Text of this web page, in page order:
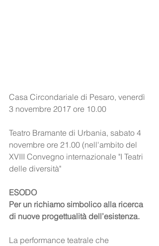
Casa Circondariale di Pesaro, venerdì
3 novembre 2017 ore 10.00
Teatro Bramante di Urbania, sabato 4
novembre ore 21.00 (nell'ambito del
XVIII Convegno internazionale "I Teatri
delle diversità"
ESODO
Per un richiamo simbolico alla ricerca
di nuove progettualità dell’esistenza.
La performance teatrale che